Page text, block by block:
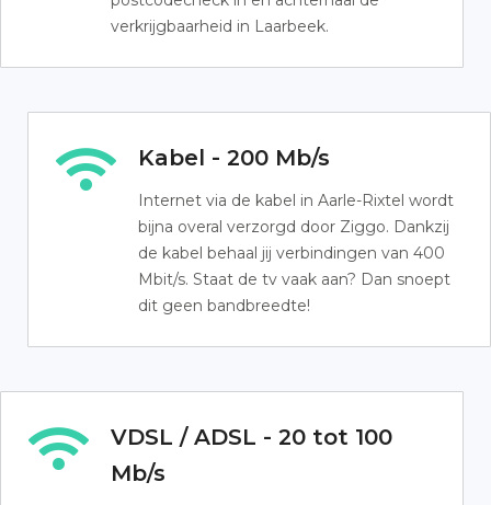
verkrijgbaarheid in Laarbeek.
Kabel - 200 Mb/s
Internet via de kabel in Aarle-Rixtel wordt
bijna overal verzorgd door Ziggo. Dankzij
de kabel behaal jij verbindingen van 400
Mbit/s. Staat de tv vaak aan? Dan snoept
dit geen bandbreedte!
VDSL / ADSL - 20 tot 100
Mb/s